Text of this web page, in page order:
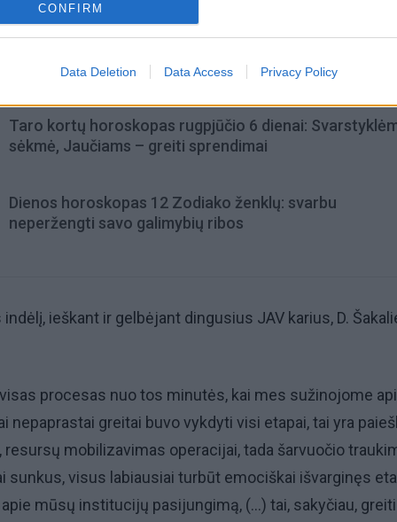
CONFIRM
Data Deletion Data Access Privacy Policy
Taro kortų horoskopas rugpjūčio 6 dienai:
sėkmė, Jaučiams – greiti sprendimai
Dienos horoskopas 12 Zodiako ženklų: svarbu
neperžengti savo galimybių ribos
ieškant ir gelbėjant dingusius JAV karius, D.
visas procesas nuo tos minutės, kai mes sužinojome
nepaprastai greitai buvo vykdyti visi etapai, tai yra
resursų mobilizavimas operacijai, tada šarvuočio
sunkus, visus labiausiai turbūt emociškai išvarginęs
apie mūsų institucijų pasijungimą, (...) tai, sakyčiau,